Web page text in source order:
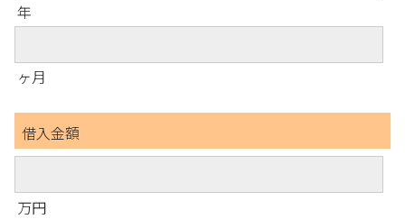
年
ヶ月
借入金額
万円